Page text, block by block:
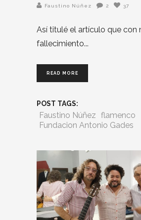
Faustino Núñez
2 37
Así titulé el artículo que con
fallecimiento
READ MORE
POST TAGS:
Faustino Núñez flamenco
Fundacion Antonio Gades